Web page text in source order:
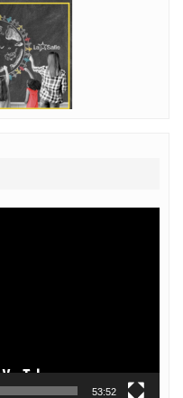
53:52